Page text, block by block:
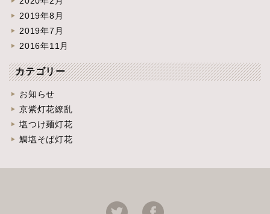
2019年8月
2019年7月
2016年11月
カテゴリー
お知らせ
京紫灯花繚乱
塩つけ麺灯花
鯛塩そば灯花